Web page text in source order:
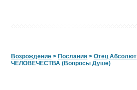
Возрождение >Послания >Отец Абсолют
ЧЕЛОВЕЧЕСТВА (Вопросы Душе)